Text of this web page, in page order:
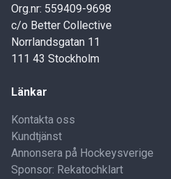
Org.nr: 559409-9698
c/o Better Collective
Norrlandsgatan 11
111 43 Stockholm
Länkar
Kontakta oss
Kundtjänst
Annonsera på Hockeysverige
Sponsor: Rekatochklart